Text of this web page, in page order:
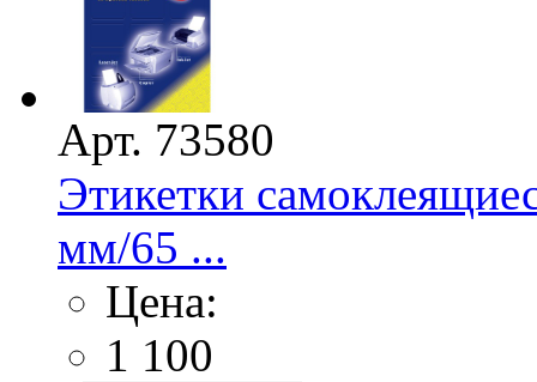
Арт. 73580
Этикетки
мм/65 ...
Цена:
1 100